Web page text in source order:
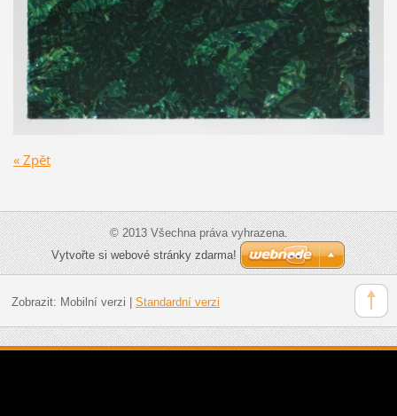
« Zpět
© 2013 Všechna práva vyhrazena.
Vytvořte si webové stránky zdarma!
Zobrazit: Mobilní verzi | Standardní verzi